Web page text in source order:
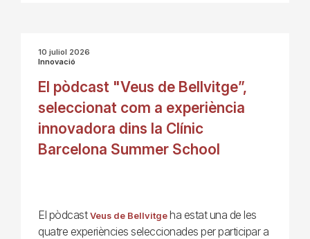
10 juliol 2026
Innovació
El pòdcast "Veus de Bellvitge”,
seleccionat com a experiència
innovadora dins la Clínic
Barcelona Summer School
El pòdcast Veus de Bellvitgeha estat una de les
quatre experiències seleccionades per participar a